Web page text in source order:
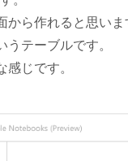
から作れると思い
テーブルです。
じです。